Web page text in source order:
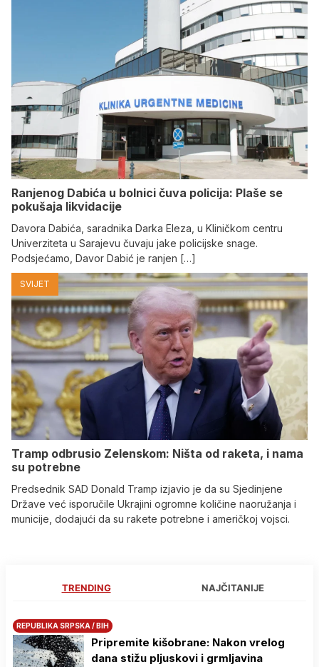
Ranjenog Dabića u bolnici čuva policija: Plaše se
pokušaja likvidacije
Davora Dabića, saradnika Darka Eleza, u Kliničkom centru
Univerziteta u Sarajevu čuvaju jake policijske snage.
Podsjećamo, Davor Dabić je ranjen […]
SVIJET
Tramp odbrusio Zelenskom: Ništa od raketa, i nama
su potrebne
Predsednik SAD Donald Tramp izjavio je da su Sjedinjene
Države već isporučile Ukrajini ogromne količine naoružanja i
municije, dodajući da su rakete potrebne i američkoj vojsci.
TRENDING NAJČITANIJE
REPUBLIKA SRPSKA / BIH
Pripremite kišobrane: Nakon vrelog
dana stižu pljuskovi i grmljavina